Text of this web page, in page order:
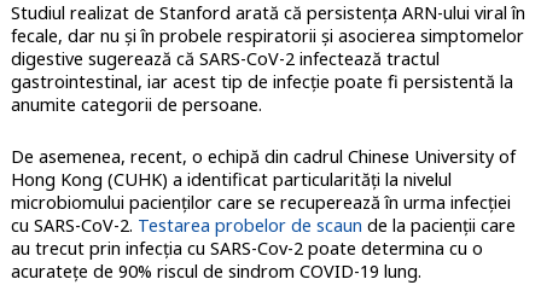
Studiul realizat de Stanford arată că persistența ARN-ului viral în
fecale, dar nu și în probele respiratorii și asocierea simptomelor
digestive sugerează că SARS-CoV-2 infectează tractul
gastrointestinal, iar acest tip de infecție poate fi persistentă la
anumite categorii de persoane.
De asemenea, recent, o echipă din cadrul Chinese University of
Hong Kong (CUHK) a identificat particularități la nivelul
microbiomului pacienților care se recuperează în urma infecției
cu SARS-CoV-2. Testarea probelor de scaun de la pacienții care
au trecut prin infecția cu SARS-Cov-2 poate determina cu o
acuratețe de 90% riscul de sindrom COVID-19 lung.